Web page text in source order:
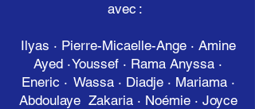
avec :
Ilyas · Pierre-Micaelle-Ange · Amine
Ayed · Youssef · Rama Anyssa ·
Eneric · Wassa · Diadje · Mariama ·
Abdoulaye Zakaria · Noémie · Joyce